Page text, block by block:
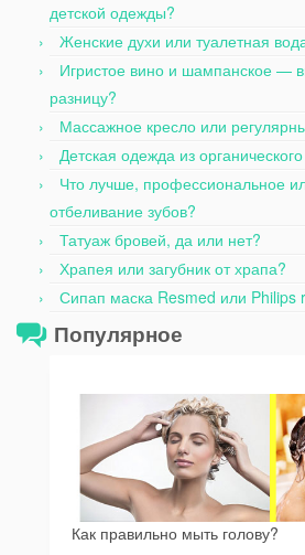
детской одежды?
Женские духи или туалетная
Игристое вино и шампанское —
разницу?
Массажное кресло или
Детская одежда из
Что лучше, профессиональное
отбеливание зубов?
Татуаж бровей, да или нет?
Храпея или загубник от храпа?
Сипап маска Resmed или Philips
Популярное
Как правильно мыть голову?